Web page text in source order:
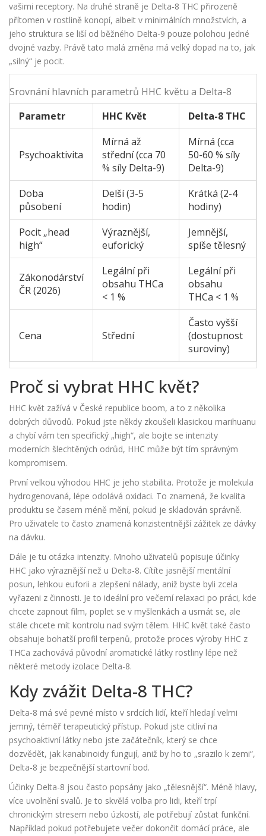
vašimi receptory. Na druhé straně je Delta-8 THC přirozeně
přítomen v rostlině konopí, albeit v minimálních množstvích, a
jeho struktura se liší od běžného Delta-9 pouze polohou jedné
dvojné vazby. Právě tato malá změna má velký dopad na to, jak
„silný“ je pocit.
Srovnání hlavních parametrů HHC květu a Delta-8
Parametr
HHC Květ Delta-8 THC
Psychoaktivita
Mírná až
střední (cca 70
% síly Delta-9)
Mírná (cca
50-60 % síly
Delta-9)
Doba
působení
Delší (3-5
hodin)
Krátká (2-4
hodiny)
Pocit „head
high“
Výraznější,
euforický
Jemnější,
spíše tělesný
Zákonodárství
ČR (2026)
Legální při
obsahu THCa
< 1 %
Legální při
obsahu
THCa < 1 %
Cena Střední
Často vyšší
(dostupnost
suroviny)
Proč si vybrat HHC květ?
HHC květ zažívá v České republice boom, a to z několika
dobrých důvodů. Pokud jste někdy zkoušeli klasickou marihuanu
a chybí vám ten specifický „high“, ale bojte se intenzity
moderních šlechtěných odrůd, HHC může být tím správným
kompromisem.
První velkou výhodou HHC je jeho stabilita. Protože je molekula
hydrogenovaná, lépe odolává oxidaci. To znamená, že kvalita
produktu se časem méně mění, pokud je skladován správně.
Pro uživatele to často znamená konzistentnější zážitek ze dávky
na dávku.
Dále je tu otázka intenzity. Mnoho uživatelů popisuje účinky
HHC jako výraznější než u Delta-8. Cítíte jasnější mentální
posun, lehkou euforii a zlepšení nálady, aniž byste byli zcela
vyřazeni z činnosti. Je to ideální pro večerní relaxaci po práci, kde
chcete zapnout film, poplet se v myšlenkách a usmát se, ale
stále chcete mít kontrolu nad svým tělem. HHC květ také často
obsahuje bohatší profil terpenů, protože proces výroby HHC z
THCa zachovává původní aromatické látky rostliny lépe než
některé metody izolace Delta-8.
Kdy zvážit Delta-8 THC?
Delta-8 má své pevné místo v srdcích lidí, kteří hledají velmi
jemný, téměř terapeutický přístup. Pokud jste citliví na
psychoaktivní látky nebo jste začátečník, který se chce
dozvědět, jak kanabinoidy fungují, aniž by ho to „srazilo k zemi“,
Delta-8 je bezpečnější startovní bod.
Účinky Delta-8 jsou často popsány jako „tělesnější“. Méně hlavy,
více uvolnění svalů. Je to skvělá volba pro lidi, kteří trpí
chronickým stresem nebo úzkostí, ale potřebují zůstat funkční.
Například pokud potřebujete večer dokončit domácí práce, ale